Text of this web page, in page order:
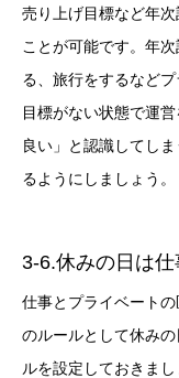
売り上げ目標など年
ことが可能です。年
る、旅行をするなど
目標がない状態で運
良い」と認識してし
るようにしましょう。
3-6.休みの日は
仕事とプライベート
のルールとして休み
ルを設定しておきまし